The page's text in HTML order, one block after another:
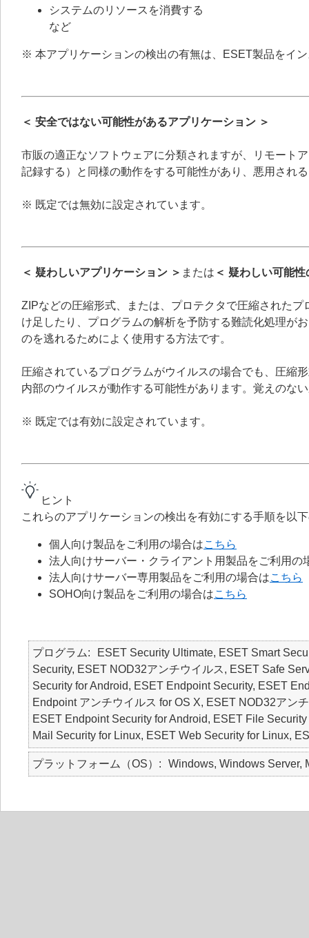
システムのリソースを消費する
など
※ 本アプリケーションの検出の有無は、ESET製品をイ
＜ 安全ではない可能性があるアプリケーション ＞
市販の適正なソフトウェアに分類されますが、リモート
記録する）と同様の動作をする可能性があり、悪用され
※ 既定では無効に設定されています。
＜ 疑わしいアプリケーション ＞ または ＜ 疑わしい可能
ZIPなどの圧縮形式、または、プロテクタで圧縮された
け足したり、プログラムの解析を予防する難読化処理が
のを逃れるためによく使用する方法です。
圧縮されているプログラムがウイルスの場合でも、圧縮
内部のウイルスが動作する可能性があります。覚えのな
※ 既定では有効に設定されています。
ヒント
これらのアプリケーションの検出を有効にする手順を以
個人向け製品をご利用の場合はこちら
法人向けサーバー・クライアント用製品をご利用の
法人向けサーバー専用製品をご利用の場合はこちら
SOHO向け製品をご利用の場合はこちら
プログラム
ESET Security Ultimate, ESET Smart
Security, ESET NOD32アンチウイルス, ESET Safe
Security for Android, ESET Endpoint Security, ESET
Endpoint アンチウイルス for OS X, ESET NOD32アン
ESET Endpoint Security for Android, ESET File
Mail Security for Linux, ESET Web Security for Linux,
プラットフォーム（OS） Windows, Windows Server,